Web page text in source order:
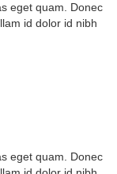
eget quam. Donec
id dolor id nibh
eget quam. Donec